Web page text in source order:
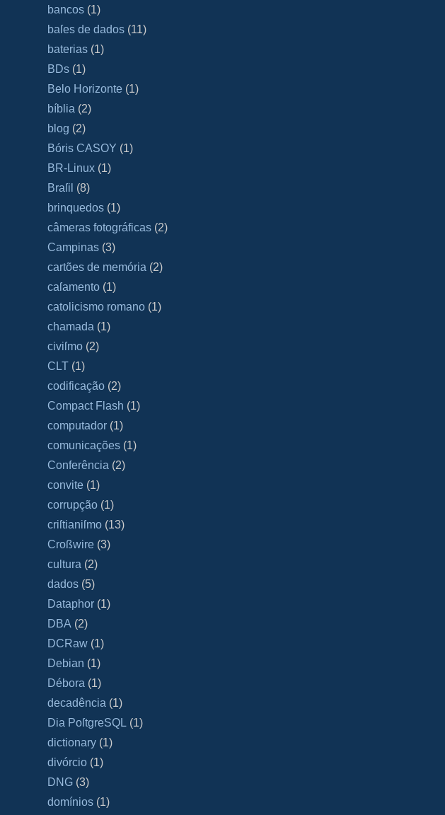
bancos (1)
baſes de dados (11)
baterias (1)
BDs (1)
Belo Horizonte (1)
bíblia (2)
blog (2)
Bóris CASOY (1)
BR-Linux (1)
Braſil (8)
brinquedos (1)
câmeras fotográficas (2)
Campinas (3)
cartões de memória (2)
caſamento (1)
catolicismo romano (1)
chamada (1)
civiſmo (2)
CLT (1)
codificação (2)
Compact Flash (1)
computador (1)
comunicações (1)
Conferência (2)
convite (1)
corrupção (1)
criſtianiſmo (13)
Croßwire (3)
cultura (2)
dados (5)
Dataphor (1)
DBA (2)
DCRaw (1)
Debian (1)
Débora (1)
decadência (1)
Dia PoſtgreSQL (1)
dictionary (1)
divórcio (1)
DNG (3)
domínios (1)